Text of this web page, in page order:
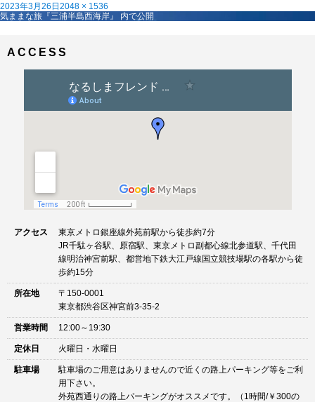
投
稿
2023年3月26日 フ
ル
2048 × 1536
投
ゲ
気ままな旅『三浦半島西海岸』 内で公開
ACCESS
アクセス
東京メトロ銀座線外苑前駅から徒歩約7分
JR千駄ヶ谷駅、原宿駅、東京メトロ副都心線北参道駅、千代田
線明治神宮前駅、都営地下鉄大江戸線国立競技場駅の各駅から徒
歩約15分
所在地
〒150-0001
東京都渋谷区神宮前3-35-2
営業時間 12:00～19:30
定休日 火曜日・水曜日
駐車場
駐車場のご用意はありませんので近くの路上パーキング等をご利
用下さい。
外苑西通りの路上パーキングがオススメです。（1時間/￥300の